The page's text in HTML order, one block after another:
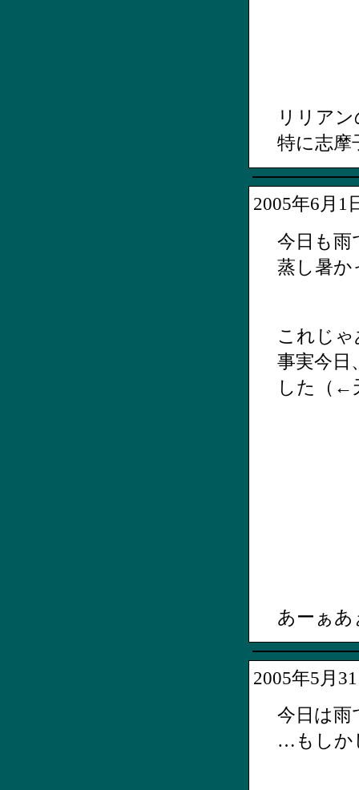
リリア
特に志
2005年6月1
今日も
蒸し暑か
これじ
事実今日
した（←
あーぁ
2005年5月
今日は雨
…もしか